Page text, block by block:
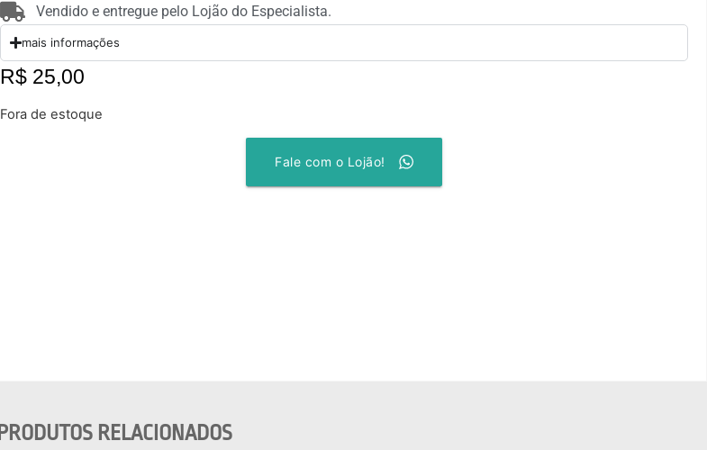
Vendido e entregue pelo Lojão do Especialista.
mais informações
R$25,00
Fora de estoque
Fale com o Lojão!
PRODUTOS RELACIONADOS